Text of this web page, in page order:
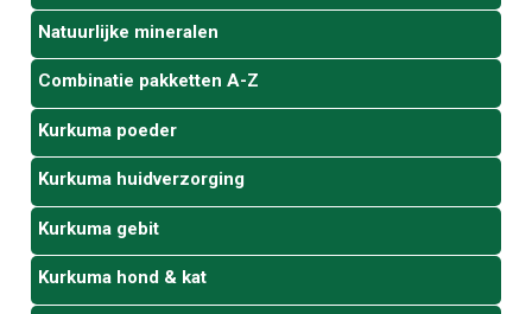
Natuurlijke mineralen
Combinatie pakketten A-Z
Kurkuma poeder
Kurkuma huidverzorging
Kurkuma gebit
Kurkuma hond & kat